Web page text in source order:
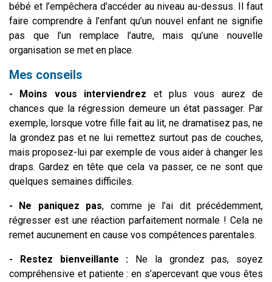
bébé et l’empêchera d'accéder au niveau au-dessus. Il faut
faire comprendre à l’enfant qu’un nouvel enfant ne signifie
pas que l’un remplace l’autre, mais qu’une nouvelle
organisation se met en place.
Mes conseils
- Moins vous interviendrez et plus vous aurez de
chances que la régression demeure un état passager. Par
exemple, lorsque votre fille fait au lit, ne dramatisez pas, ne
la grondez pas et ne lui remettez surtout pas de couches,
mais proposez-lui par exemple de vous aider à changer les
draps. Gardez en tête que cela va passer, ce ne sont que
quelques semaines difficiles.
- Ne paniquez pas, comme je l’ai dit précédemment,
régresser est une réaction parfaitement normale ! Cela ne
remet aucunement en cause vos compétences parentales.
- Restez bienveillante : Ne la grondez pas, soyez
compréhensive et patiente : en s’apercevant que vous êtes